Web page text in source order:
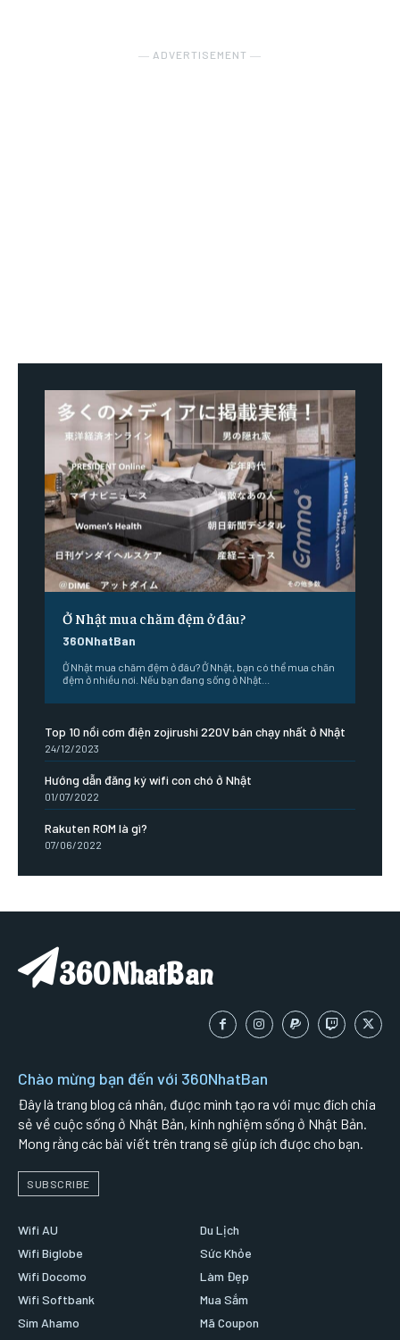
― ADVERTISEMENT ―
Ở Nhật mua chăm đệm ở đâu?
360NhatBan
Ở Nhật mua chăm đệm ở đâu? Ở Nhật, bạn có thể mua chăn
đệm ở nhiều nơi. Nếu bạn đang sống ở Nhật...
Top 10 nồi cơm điện zojirushi 220V bán chạy nhất ở Nhật
24/12/2023
Hướng dẫn đăng ký wifi con chó ở Nhật
01/07/2022
Rakuten ROM là gì?
07/06/2022
360NhatBan
Chào mừng bạn đến với 360NhatBan
Đây là trang blog cá nhân, được mình tạo ra với mục đích chia
sẻ về cuộc sống ở Nhật Bản, kinh nghiệm sống ở Nhật Bản.
Mong rằng các bài viết trên trang sẽ giúp ích được cho bạn.
SUBSCRIBE
Wifi AU
Wifi Biglobe
Wifi Docomo
Wifi Softbank
Sim Ahamo
Du Lịch
Sức Khỏe
Làm Đẹp
Mua Sắm
Mã Coupon